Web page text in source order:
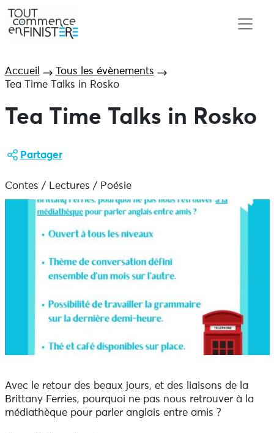
Accueil
Tous les évènements
Tea Time Talks in Rosko
Tea Time Talks in Rosko
Partager
Contes / Lectures / Poésie
Avec le retour des beaux jours, et des liaisons de la
Brittany Ferries, pourquoi ne pas nous retrouver à la
médiathèque pour parler anglais entre amis ?